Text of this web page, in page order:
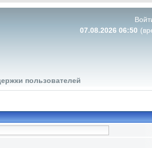
07.08.2026 06:51
пользователей